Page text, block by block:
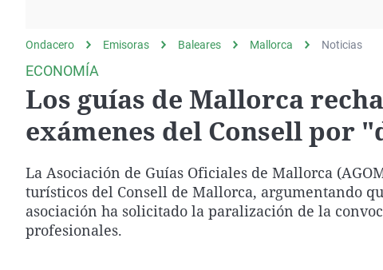
Operación Viuda
Negra
Ondacero Emisoras Baleares Mallorca Noticias
ECONOMÍA
Los guías de Mallorca
exámenes del Consell por
La Asociación de Guías Oficiales de Mallorca
turísticos del Consell de Mallorca, argumentando
asociación ha solicitado la paralización de la
profesionales.